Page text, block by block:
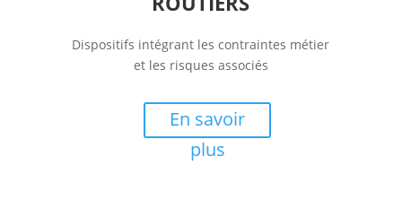
Dispositifs intégrant les contraintes métier
et les risques associés
En savoir
plus